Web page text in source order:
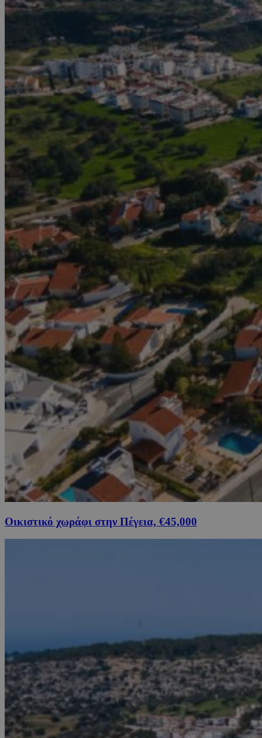
Οικιστικό χωράφι στην Πέγεια, €45,000